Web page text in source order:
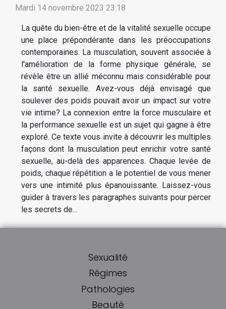
Mardi 14 novembre 2023 23:18
La quête du bien-être et de la vitalité sexuelle occupe
une place prépondérante dans les préoccupations
contemporaines. La musculation, souvent associée à
l'amélioration de la forme physique générale, se
révèle être un allié méconnu mais considérable pour
la santé sexuelle. Avez-vous déjà envisagé que
soulever des poids pouvait avoir un impact sur votre
vie intime? La connexion entre la force musculaire et
la performance sexuelle est un sujet qui gagne à être
exploré. Ce texte vous invite à découvrir les multiples
façons dont la musculation peut enrichir votre santé
sexuelle, au-delà des apparences. Chaque levée de
poids, chaque répétition a le potentiel de vous mener
vers une intimité plus épanouissante. Laissez-vous
guider à travers les paragraphes suivants pour percer
les secrets de...
Sexualité
Régimes
Pathologies
Beauté